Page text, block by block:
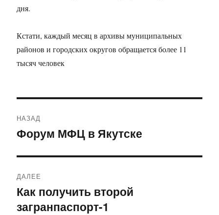
дня.
Кстати, каждый месяц в архивы муниципальных
районов и городских округов обращается более 11
тысяч человек
по
НАЗАД
Предыдущая
Форум МФЦ в Якутске
ДАЛЕЕ
Следующая
запись:
Как получить второй
загранпаспорт-1